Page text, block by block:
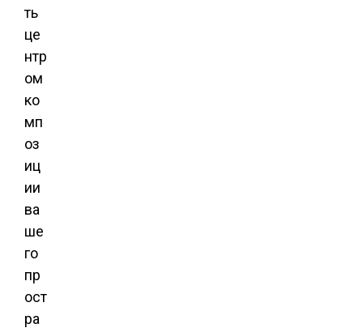
ть
це
нтр
ом
ко
мп
оз
иц
ии
ва
ше
го
пр
ост
ра